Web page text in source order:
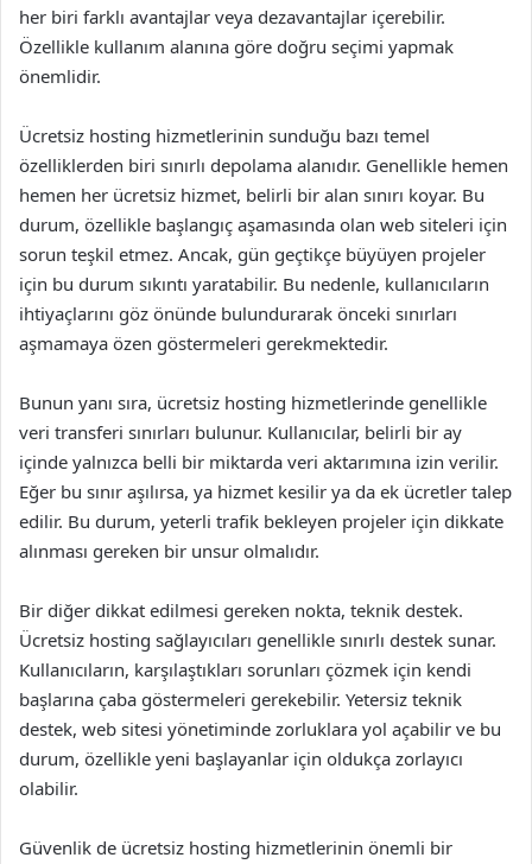
her biri farklı avantajlar veya dezavantajlar içerebilir.
Özellikle kullanım alanına göre doğru seçimi yapmak
önemlidir.
Ücretsiz hosting hizmetlerinin sunduğu bazı temel
özelliklerden biri sınırlı depolama alanıdır. Genellikle hemen
hemen her ücretsiz hizmet, belirli bir alan sınırı koyar. Bu
durum, özellikle başlangıç aşamasında olan web siteleri için
sorun teşkil etmez. Ancak, gün geçtikçe büyüyen projeler
için bu durum sıkıntı yaratabilir. Bu nedenle, kullanıcıların
ihtiyaçlarını göz önünde bulundurarak önceki sınırları
aşmamaya özen göstermeleri gerekmektedir.
Bunun yanı sıra, ücretsiz hosting hizmetlerinde genellikle
veri transferi sınırları bulunur. Kullanıcılar, belirli bir ay
içinde yalnızca belli bir miktarda veri aktarımına izin verilir.
Eğer bu sınır aşılırsa, ya hizmet kesilir ya da ek ücretler talep
edilir. Bu durum, yeterli trafik bekleyen projeler için dikkate
alınması gereken bir unsur olmalıdır.
Bir diğer dikkat edilmesi gereken nokta, teknik destek.
Ücretsiz hosting sağlayıcıları genellikle sınırlı destek sunar.
Kullanıcıların, karşılaştıkları sorunları çözmek için kendi
başlarına çaba göstermeleri gerekebilir. Yetersiz teknik
destek, web sitesi yönetiminde zorluklara yol açabilir ve bu
durum, özellikle yeni başlayanlar için oldukça zorlayıcı
olabilir.
Güvenlik de ücretsiz hosting hizmetlerinin önemli bir